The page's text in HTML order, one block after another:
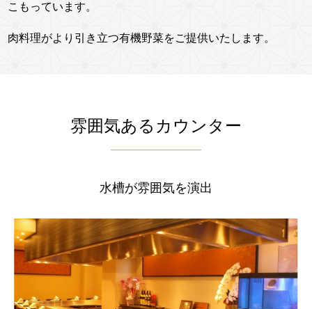
こもっています。
肉料理がより引き立つ有機野菜をご提供いたします。
雰囲気あるカウンター
水槽が雰囲気を演出